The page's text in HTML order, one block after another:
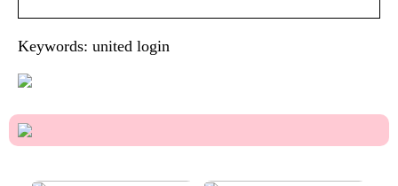
Keywords: united login